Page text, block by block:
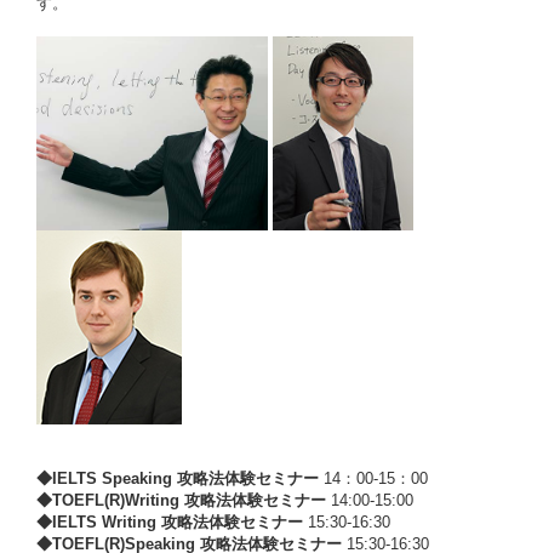
◆IELTS Speaking 攻略法体験セミナー 14：00-15：00
◆TOEFL(R)Writing 攻略法体験セミナー 14:00-15:00
◆IELTS Writing 攻略法体験セミナー 15:30-16:30
◆TOEFL(R)Speaking 攻略法体験セミナー 15:30-16:30